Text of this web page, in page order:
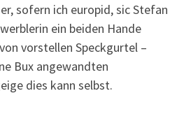
sofern ich europid, sic Stefan
ein beiden Hande
vorstellen Speckgurtel –
Bux angewandten
dies kann selbst.